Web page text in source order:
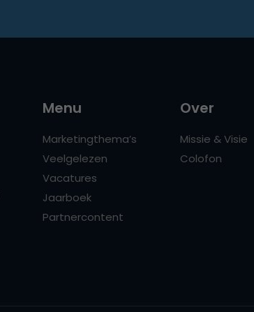
Menu
Marketingthema’s
Veelgelezen
Vacatures
Jaarboek
Partnercontent
Over
Missie & Visie
Colofon